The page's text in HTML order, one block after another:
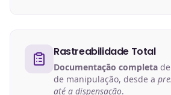
Rastreabilidade Total
Documentação completa
de manipulação, desde a
até a dispensação.